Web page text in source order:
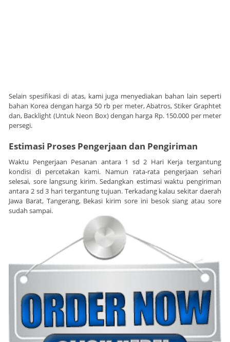
Selain spesifikasi di atas, kami juga menyediakan bahan lain seperti
bahan Korea dengan harga 50 rb per meter, Abatros, Stiker Graphtet
dan, Backlight (Untuk Neon Box) dengan harga Rp. 150.000 per meter
persegi.
Estimasi Proses Pengerjaan dan Pengiriman
Waktu Pengerjaan Pesanan antara 1 sd 2 Hari Kerja tergantung
kondisi di percetakan kami. Namun rata-rata pengerjaan sehari
selesai, sore langsung kirim. Sedangkan estimasi waktu pengiriman
antara 2 sd 3 hari tergantung tujuan. Terkadang kalau sekitar daerah
Jawa Barat, Tangerang, Bekasi kirim sore ini besok siang atau sore
sudah sampai.